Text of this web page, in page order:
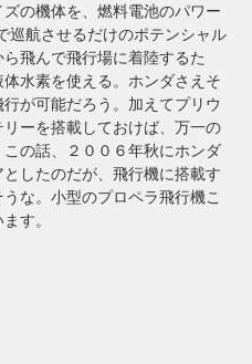
の機体を、燃料電池のパワー
巡航させるだけのポテンシャル
飛んで飛行場に着陸するた
水素を使える。ホンダさえそ
が可能だろう。加えてプリウ
ーを搭載しておけば、万一の
の話、２００６年秋にホンダ
したのだが、飛行機に搭載す
な。小型のプロペラ飛行機こ
す。